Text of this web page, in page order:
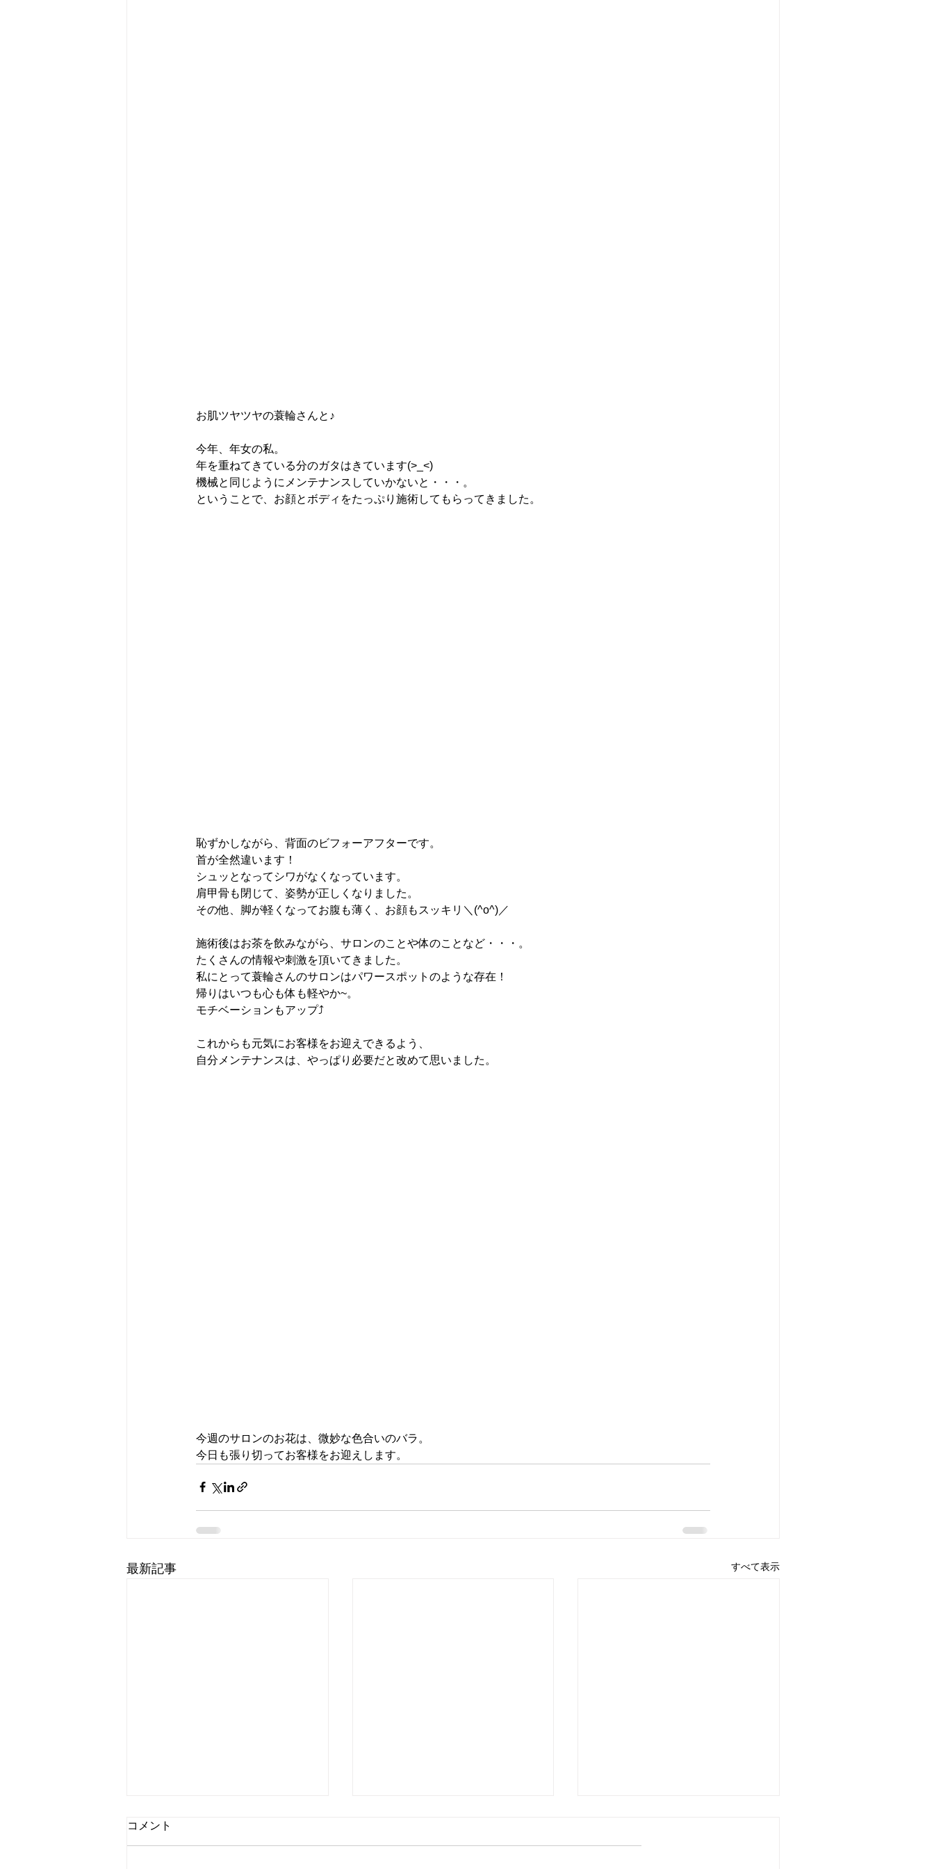
お肌ツヤツヤの蓑輪さんと♪
今年、年女の私。
年を重ねてきている分のガタはきています(>_<)
機械と同じようにメンテナンスしていかないと・・・。
ということで、お顔とボディをたっぷり施術してもらってきました。
恥ずかしながら、背面のビフォーアフターです。
首が全然違います！
シュッとなってシワがなくなっています。
肩甲骨も閉じて、姿勢が正しくなりました。
その他、脚が軽くなってお腹も薄く、お顔もスッキリ＼(^o^)／
施術後はお茶を飲みながら、サロンのことや体のことなど・・・。
たくさんの情報や刺激を頂いてきました。
私にとって蓑輪さんのサロンはパワースポットのような存在！
帰りはいつも心も体も軽やか~。
モチベーションもアップ⤴
これからも元気にお客様をお迎えできるよう、
自分メンテナンスは、やっぱり必要だと改めて思いました。
今週のサロンのお花は、微妙な色合いのバラ。
今日も張り切ってお客様をお迎えします。
最新記事 すべて表示
コメント